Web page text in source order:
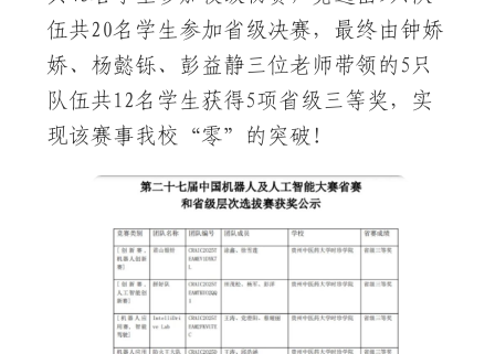
伍共20名学生参加省级决赛，最终由钟娇
娇、杨懿铄、彭益静三位老师带领的5只
队伍共12名学生获得5项省级三等奖，实
现该赛事我校“零”的突破！